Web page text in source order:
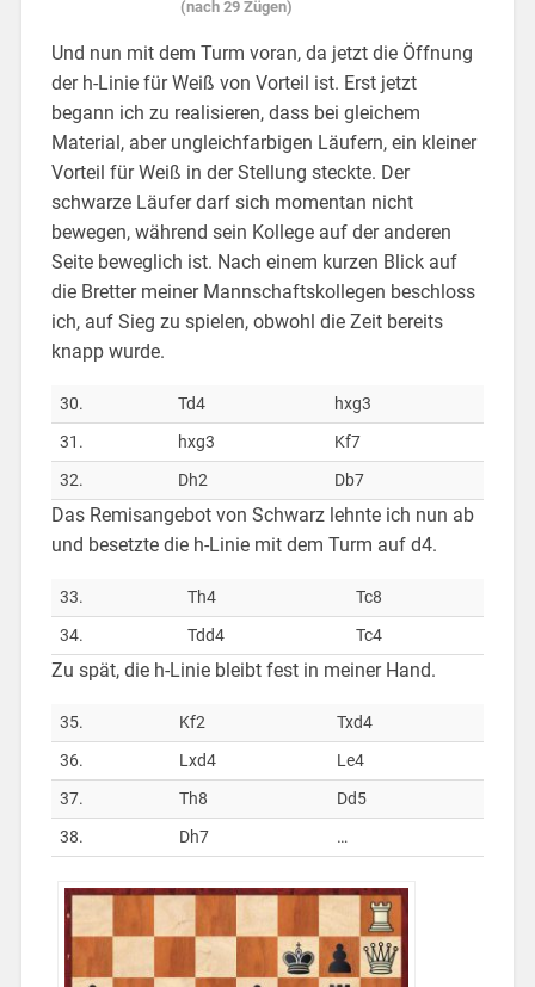
(nach 29 Zügen)
Und nun mit dem Turm voran, da jetzt die Öffnung
der h-Linie für Weiß von Vorteil ist. Erst jetzt
begann ich zu realisieren, dass bei gleichem
Material, aber ungleichfarbigen Läufern, ein kleiner
Vorteil für Weiß in der Stellung steckte. Der
schwarze Läufer darf sich momentan nicht
bewegen, während sein Kollege auf der anderen
Seite beweglich ist. Nach einem kurzen Blick auf
die Bretter meiner Mannschaftskollegen beschloss
ich, auf Sieg zu spielen, obwohl die Zeit bereits
knapp wurde.
30. Td4
hxg3
31.
hxg3
Kf7
32.
Dh2 Db7
Das Remisangebot von Schwarz lehnte ich nun ab
und besetzte die h-Linie mit dem Turm auf d4.
33. Th4
Tc8
34.
Tdd4 Tc4
Zu spät, die h-Linie bleibt fest in meiner Hand.
35. Kf2
Txd4
36.
Lxd4
Le4
37.
Th8
Dd5
38.
Dh7 …